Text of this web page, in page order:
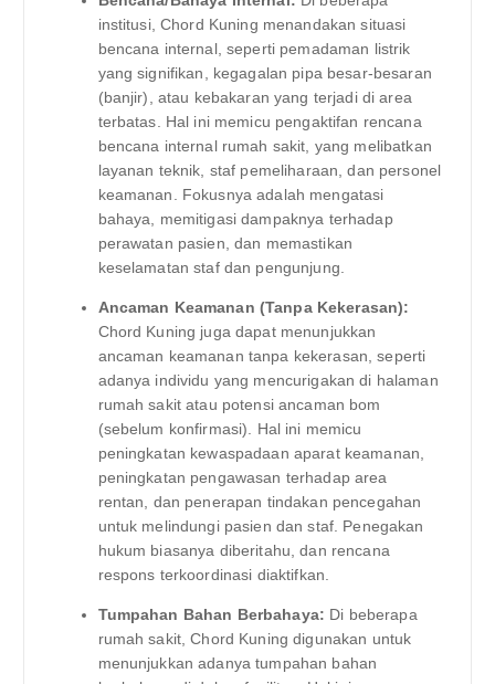
institusi, Chord Kuning menandakan situasi
bencana internal, seperti pemadaman listrik
yang signifikan, kegagalan pipa besar-besaran
(banjir), atau kebakaran yang terjadi di area
terbatas. Hal ini memicu pengaktifan rencana
bencana internal rumah sakit, yang melibatkan
layanan teknik, staf pemeliharaan, dan personel
keamanan. Fokusnya adalah mengatasi
bahaya, memitigasi dampaknya terhadap
perawatan pasien, dan memastikan
keselamatan staf dan pengunjung.
Ancaman Keamanan (Tanpa Kekerasan):
Chord Kuning juga dapat menunjukkan
ancaman keamanan tanpa kekerasan, seperti
adanya individu yang mencurigakan di halaman
rumah sakit atau potensi ancaman bom
(sebelum konfirmasi). Hal ini memicu
peningkatan kewaspadaan aparat keamanan,
peningkatan pengawasan terhadap area
rentan, dan penerapan tindakan pencegahan
untuk melindungi pasien dan staf. Penegakan
hukum biasanya diberitahu, dan rencana
respons terkoordinasi diaktifkan.
Tumpahan Bahan Berbahaya: Di beberapa
rumah sakit, Chord Kuning digunakan untuk
menunjukkan adanya tumpahan bahan